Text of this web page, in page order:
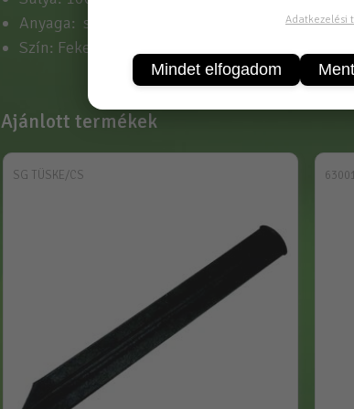
Anyaga: szőtt polipropilén (PP)
Szín: Fekete alapon zöld rácsozással ( A
Ajánlott termékek
SG TÜSKE/CS
Adatkezelési
Mindet elfogadom